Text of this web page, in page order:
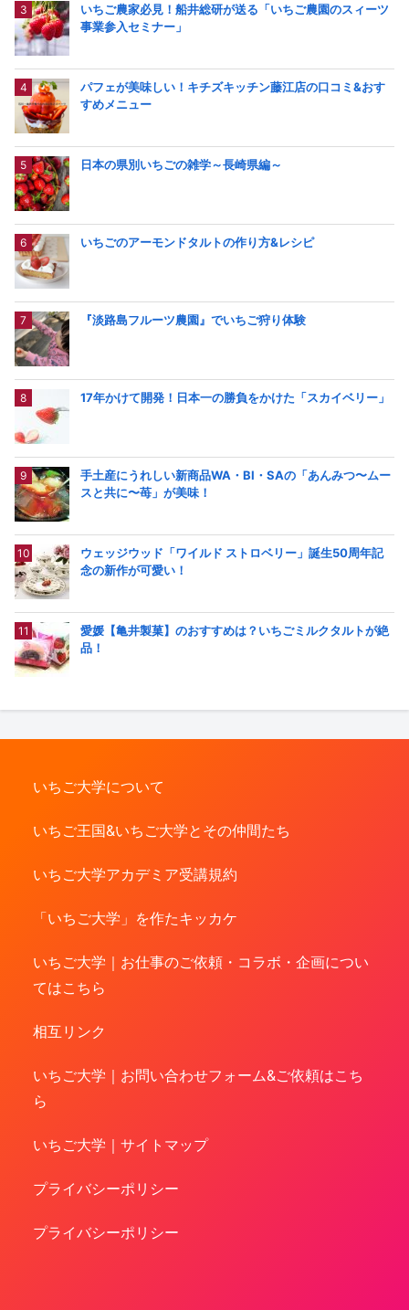
いちご農家必見！船井総研が送る「いちご農園のスィーツ
事業参入セミナー」
パフェが美味しい！キチズキッチン藤江店の口コミ&おす
すめメニュー
日本の県別いちごの雑学～長崎県編～
いちごのアーモンドタルトの作り方&レシピ
『淡路島フルーツ農園』でいちご狩り体験
17年かけて開発！日本一の勝負をかけた「スカイベリー」
手土産にうれしい新商品WA・BI・SAの「あんみつ〜ムー
スと共に〜苺」が美味！
ウェッジウッド「ワイルド ストロベリー」誕生50周年記
念の新作が可愛い！
愛媛【亀井製菓】のおすすめは？いちごミルクタルトが絶
品！
いちご大学について
いちご王国&いちご大学とその仲間たち
いちご大学アカデミア受講規約
「いちご大学」を作たキッカケ
いちご大学｜お仕事のご依頼・コラボ・企画につい
てはこちら
相互リンク
いちご大学｜お問い合わせフォーム&ご依頼はこち
ら
いちご大学｜サイトマップ
プライバシーポリシー
プライバシーポリシー